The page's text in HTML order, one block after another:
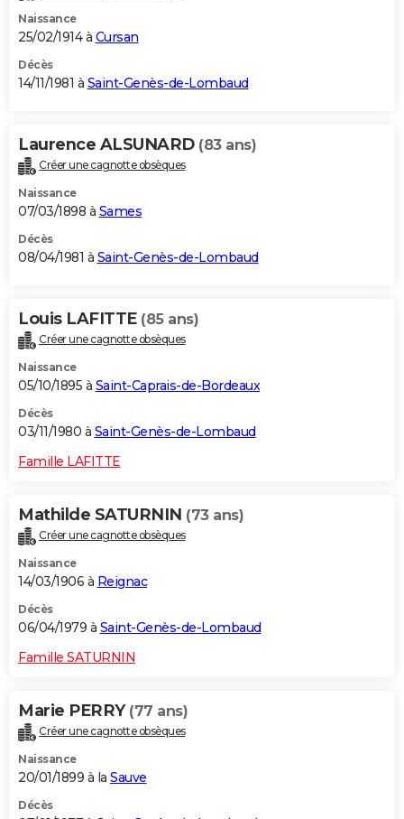
Naissance
25/02/1914 à Cursan
Décès
14/11/1981 à Saint-Genès-de-Lombaud
Laurence ALSUNARD (83 ans)
Créer une cagnotte obsèques
Naissance
07/03/1898 à Sames
Décès
08/04/1981 à Saint-Genès-de-Lombaud
Louis LAFITTE (85 ans)
Créer une cagnotte obsèques
Naissance
05/10/1895 à Saint-Caprais-de-Bordeaux
Décès
03/11/1980 à Saint-Genès-de-Lombaud
Famille LAFITTE
Mathilde SATURNIN (73 ans)
Créer une cagnotte obsèques
Naissance
14/03/1906 à Reignac
Décès
06/04/1979 à Saint-Genès-de-Lombaud
Famille SATURNIN
Marie PERRY (77 ans)
Créer une cagnotte obsèques
Naissance
20/01/1899 à la Sauve
Décès